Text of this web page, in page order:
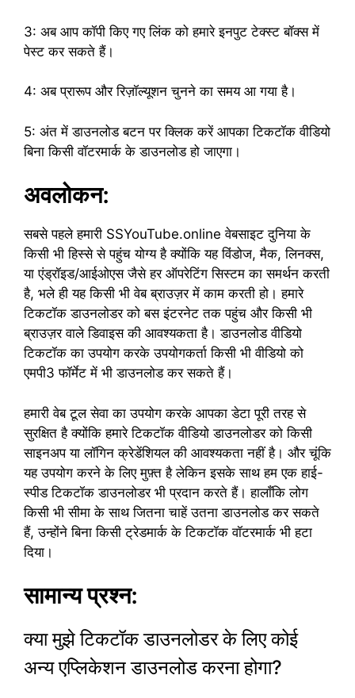
3: अब आप कॉपी किए गए लिंक को हमारे इनपुट टेक्स्ट बॉक्स में
पेस्ट कर सकते हैं।
4: अब प्रारूप और रिज़ॉल्यूशन चुनने का समय आ गया है।
5: अंत में डाउनलोड बटन पर क्लिक करें आपका टिकटॉक वीडियो
बिना किसी वॉटरमार्क के डाउनलोड हो जाएगा।
अवलोकन:
सबसे पहले हमारी SSYouTube.online वेबसाइट दुनिया के
किसी भी हिस्से से पहुंच योग्य है क्योंकि यह विंडोज, मैक, लिनक्स,
या एंड्रॉइड/आईओएस जैसे हर ऑपरेटिंग सिस्टम का समर्थन करती
है, भले ही यह किसी भी वेब ब्राउज़र में काम करती हो। हमारे
टिकटॉक डाउनलोडर को बस इंटरनेट तक पहुंच और किसी भी
ब्राउज़र वाले डिवाइस की आवश्यकता है। डाउनलोड वीडियो
टिकटॉक का उपयोग करके उपयोगकर्ता किसी भी वीडियो को
एमपी3 फॉर्मेट में भी डाउनलोड कर सकते हैं।
हमारी वेब टूल सेवा का उपयोग करके आपका डेटा पूरी तरह से
सुरक्षित है क्योंकि हमारे टिकटॉक वीडियो डाउनलोडर को किसी
साइनअप या लॉगिन क्रेडेंशियल की आवश्यकता नहीं है। और चूंकि
यह उपयोग करने के लिए मुफ़्त है लेकिन इसके साथ हम एक हाई-
स्पीड टिकटॉक डाउनलोडर भी प्रदान करते हैं। हालाँकि लोग
किसी भी सीमा के साथ जितना चाहें उतना डाउनलोड कर सकते
हैं, उन्होंने बिना किसी ट्रेडमार्क के टिकटॉक वॉटरमार्क भी हटा
दिया।
सामान्य प्रश्न:
क्या मुझे टिकटॉक डाउनलोडर के लिए कोई
अन्य एप्लिकेशन डाउनलोड करना होगा?